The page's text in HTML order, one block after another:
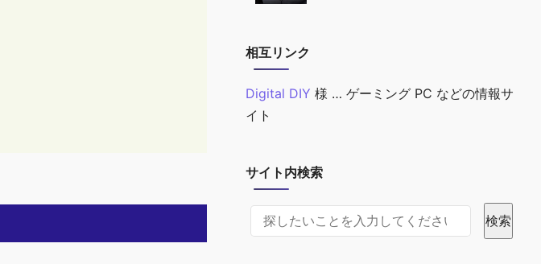
相互リンク
Digital DIY 様 … ゲーミング PC などの情報サ
イト
サイト内検索
サイト内検索 検索